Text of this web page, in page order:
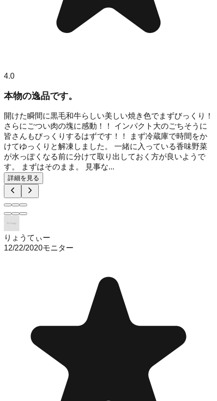
4.0
本物の逸品です。
開けた瞬間に黒毛和牛らしい美しい焼き色でまずびっくり！
さらにごつい肉の塊に感動！！ インパクト大のごちそうに
皆さんもびっくりするはずです！！ まず冷蔵庫で時間をか
けてゆっくりと解凍しました。 一緒に入っている香味野菜
が水っぽくなる前に分けて取り出しておく方が良いようで
す。 まずはそのまま。 見事な...
詳細を見る
りょうてぃー
12/22/2020モニター